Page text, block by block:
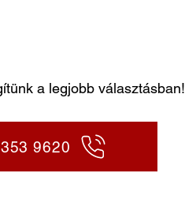
a legjobb választásban!
9620